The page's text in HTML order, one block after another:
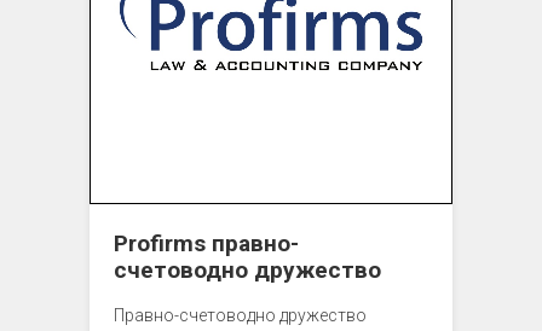
Profirms правно-
счетоводно дружество
Правно-счетоводно дружество